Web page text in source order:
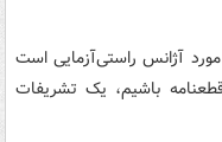
آژانس راستی‌آزمایی است
باشیم، یک تشریفات